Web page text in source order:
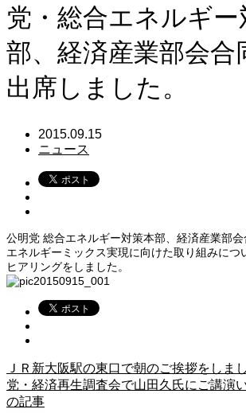
党・総合エネルギー
部、経済産業部会合
出席しました。
2015.09.15
ニュース
公明党 総合エネルギー対策本部、経済産業部会
エネルギーミックス実現に向けた取り組みにつ
ヒアリングをしました。
ＪＲ新大阪駅の東口で朝のご挨拶をしまし
党・経済再生調査会で山田久氏にご講演
の記事